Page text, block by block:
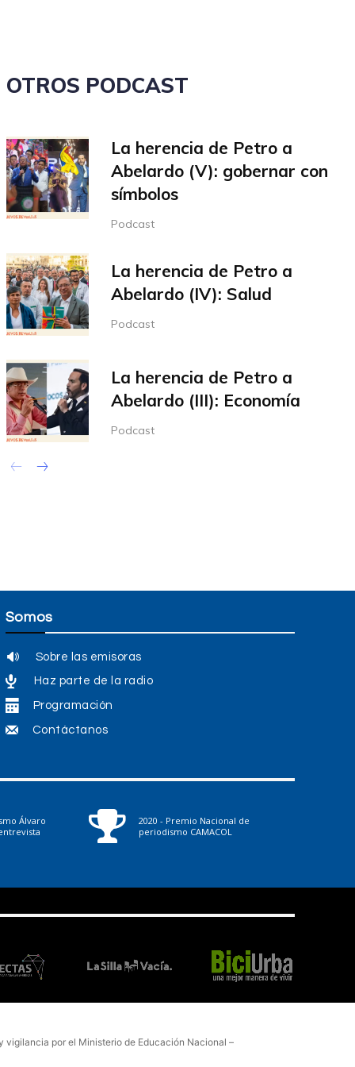
OTROS PODCAST
La herencia de Petro a
Abelardo (V): gobernar con
símbolos
Podcast
La herencia de Petro a
Abelardo (IV): Salud
Podcast
La herencia de Petro a
Abelardo (III): Economía
Podcast
Somos
Sobre las emisoras
Haz parte de la radio
Programación
Contáctanos
Álvaro
2020 - Premio Nacional de
periodismo CAMACOL
vigilancia por el Ministerio de Educación Nacional –